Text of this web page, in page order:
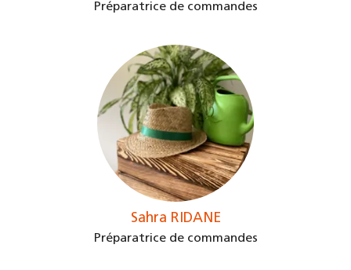
Préparatrice de commandes
Sahra RIDANE
Préparatrice de commandes